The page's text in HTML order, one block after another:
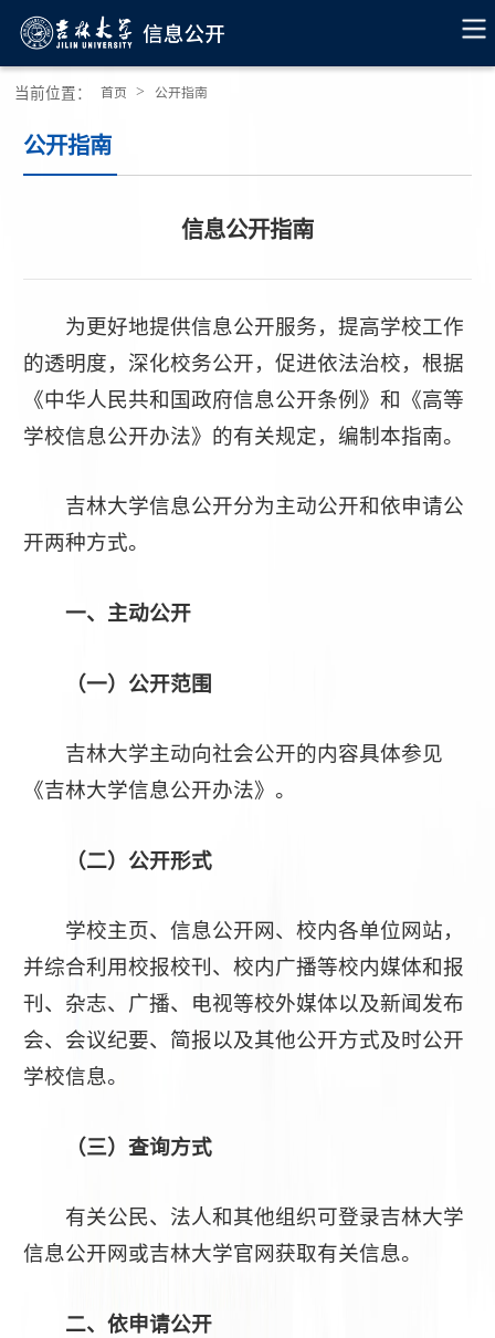
当前位置： 首页 > 公开指南
公开指南
信息公开指南
为更好地提供信息公开服务，提高学校工作
的透明度，深化校务公开，促进依法治校，根据
《中华人民共和国政府信息公开条例》和《高等
学校信息公开办法》的有关规定，编制本指南。
吉林大学信息公开分为主动公开和依申请公
开两种方式。
一、主动公开
（一）公开范围
吉林大学主动向社会公开的内容具体参见
《吉林大学信息公开办法》。
（二）公开形式
学校主页、信息公开网、校内各单位网站，
并综合利用校报校刊、校内广播等校内媒体和报
刊、杂志、广播、电视等校外媒体以及新闻发布
会、会议纪要、简报以及其他公开方式及时公开
学校信息。
（三）查询方式
有关公民、法人和其他组织可登录吉林大学
信息公开网或吉林大学官网获取有关信息。
二、依申请公开